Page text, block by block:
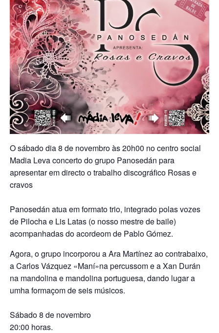
O sábado dia 8 de novembro às 20h00 no centro social
Madia Leva concerto do grupo Panosedán para
apresentar em directo o trabalho discográfico Rosas e
cravos
Panosedán atua em formato trio, integrado polas vozes
de Pilocha e Lis Latas (o nosso mestre de baile)
acompanhadas do acordeom de Pablo Gómez.
Agora, o grupo incorporou a Ara Martínez ao contrabaixo,
a Carlos Vázquez «Maní»na percussom e a Xan Durán
na mandolina e mandolina portuguesa, dando lugar a
umha formaçom de seis músicos.
Sábado 8 de novembro
20:00 horas.